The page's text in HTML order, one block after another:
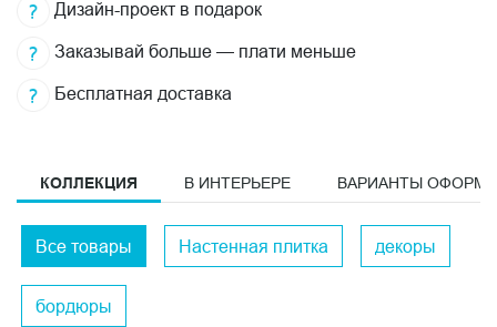
Дизайн-проект в подарок
Заказывай больше — плати меньше
Бесплатная доставка
КОЛЛЕКЦИЯ В ИНТЕРЬЕРЕ ВАРИАНТЫ
Все товары Настенная плитка декоры
бордюры